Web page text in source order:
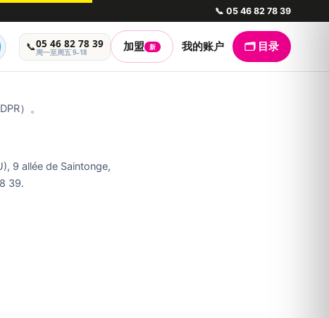
📞 05 46 82 78 39
📞05 46 82 78 39
周一至周五 9–18 加盟 新 我的账户 🗂️ 目录
）。
9 allée de Saintonge,
39.